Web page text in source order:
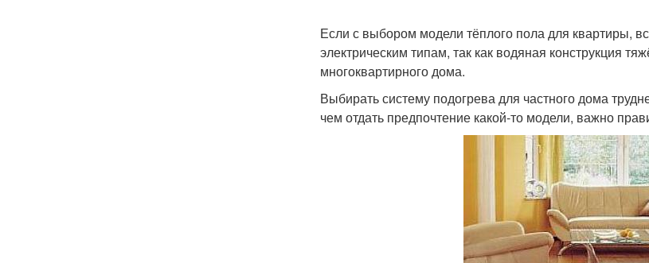
Если с выбором модели тёплого пола для квартиры,
электрическим типам, так как водяная конструкция
многоквартирного дома.
Выбирать систему подогрева для частного дома
чем отдать предпочтение какой-то модели, важно